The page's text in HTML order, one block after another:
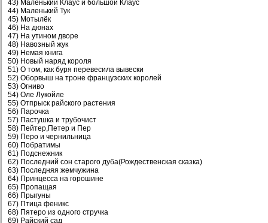
43) Маленький Клаус и большой Клаус
44) Маленький Тук
45) Мотылёк
46) На дюнах
47) На утином дворе
48) Навозный жук
49) Немая книга
50) Новый наряд короля
51) О том, как буря перевесила вывески
52) Оборвыш на троне французских королей
53) Огниво
54) Оле Лукойле
55) Отпрыск райского растения
56) Парочка
57) Пастушка и трубочист
58) Пейтер,Петер и Пер
59) Перо и чернильница
60) Побратимы
61) Подснежник
62) Последний сон старого дуба(Рождественская сказка)
63) Последняя жемчужина
64) Принцесса на горошине
65) Пропащая
66) Прыгуны
67) Птица феникс
68) Пятеро из одного стручка
69) Райский сад